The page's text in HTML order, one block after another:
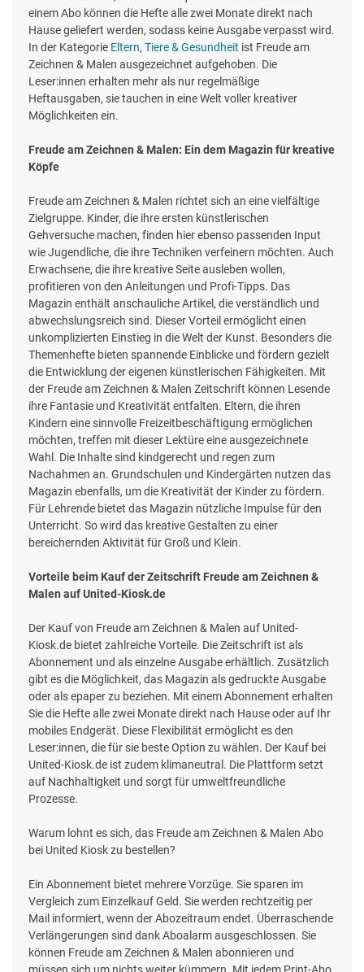
einem Abo können die Hefte alle zwei Monate direkt nach
Hause geliefert werden, sodass keine Ausgabe verpasst wird.
In der Kategorie Eltern, Tiere & Gesundheit ist Freude am
Zeichnen & Malen ausgezeichnet aufgehoben. Die
Leser:innen erhalten mehr als nur regelmäßige
Heftausgaben, sie tauchen in eine Welt voller kreativer
Möglichkeiten ein.
Freude am Zeichnen & Malen: Ein dem Magazin für kreative
Köpfe
Freude am Zeichnen & Malen richtet sich an eine vielfältige
Zielgruppe. Kinder, die ihre ersten künstlerischen
Gehversuche machen, finden hier ebenso passenden Input
wie Jugendliche, die ihre Techniken verfeinern möchten. Auch
Erwachsene, die ihre kreative Seite ausleben wollen,
profitieren von den Anleitungen und Profi-Tipps. Das
Magazin enthält anschauliche Artikel, die verständlich und
abwechslungsreich sind. Dieser Vorteil ermöglicht einen
unkomplizierten Einstieg in die Welt der Kunst. Besonders die
Themenhefte bieten spannende Einblicke und fördern gezielt
die Entwicklung der eigenen künstlerischen Fähigkeiten. Mit
der Freude am Zeichnen & Malen Zeitschrift können Lesende
ihre Fantasie und Kreativität entfalten. Eltern, die ihren
Kindern eine sinnvolle Freizeitbeschäftigung ermöglichen
möchten, treffen mit dieser Lektüre eine ausgezeichnete
Wahl. Die Inhalte sind kindgerecht und regen zum
Nachahmen an. Grundschulen und Kindergärten nutzen das
Magazin ebenfalls, um die Kreativität der Kinder zu fördern.
Für Lehrende bietet das Magazin nützliche Impulse für den
Unterricht. So wird das kreative Gestalten zu einer
bereichernden Aktivität für Groß und Klein.
Vorteile beim Kauf der Zeitschrift Freude am Zeichnen &
Malen auf United-Kiosk.de
Der Kauf von Freude am Zeichnen & Malen auf United-
Kiosk.de bietet zahlreiche Vorteile. Die Zeitschrift ist als
Abonnement und als einzelne Ausgabe erhältlich. Zusätzlich
gibt es die Möglichkeit, das Magazin als gedruckte Ausgabe
oder als epaper zu beziehen. Mit einem Abonnement erhalten
Sie die Hefte alle zwei Monate direkt nach Hause oder auf Ihr
mobiles Endgerät. Diese Flexibilität ermöglicht es den
Leser:innen, die für sie beste Option zu wählen. Der Kauf bei
United-Kiosk.de ist zudem klimaneutral. Die Plattform setzt
auf Nachhaltigkeit und sorgt für umweltfreundliche
Prozesse.
Warum lohnt es sich, das Freude am Zeichnen & Malen Abo
bei United Kiosk zu bestellen?
Ein Abonnement bietet mehrere Vorzüge. Sie sparen im
Vergleich zum Einzelkauf Geld. Sie werden rechtzeitig per
Mail informiert, wenn der Abozeitraum endet. Überraschende
Verlängerungen sind dank Aboalarm ausgeschlossen. Sie
können Freude am Zeichnen & Malen abonnieren und
müssen sich um nichts weiter kümmern. Mit jedem Print-Abo